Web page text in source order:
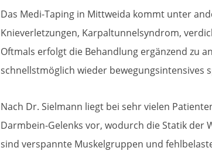
Das Medi-Taping in Mittweida kommt unter
Knieverletzungen, Karpaltunnelsyndrom,
Oftmals erfolgt die Behandlung ergänzend zu
schnellstmöglich wieder bewegungsintensives
Nach Dr. Sielmann liegt bei sehr vielen
Darmbein-Gelenks vor, wodurch die Statik der
sind verspannte Muskelgruppen und